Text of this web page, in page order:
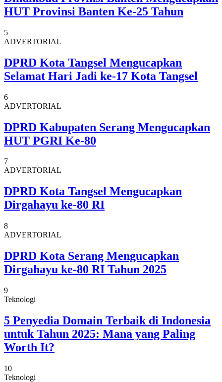
HUT Provinsi Banten Ke-25 Tahun
5
ADVERTORIAL
DPRD Kota Tangsel Mengucapkan
Selamat Hari Jadi ke-17 Kota Tangsel
6
ADVERTORIAL
DPRD Kabupaten Serang Mengucapkan
HUT PGRI Ke-80
7
ADVERTORIAL
DPRD Kota Tangsel Mengucapkan
Dirgahayu ke-80 RI
8
ADVERTORIAL
DPRD Kota Serang Mengucapkan
Dirgahayu ke-80 RI Tahun 2025
9
Teknologi
5 Penyedia Domain Terbaik di Indonesia
untuk Tahun 2025: Mana yang Paling
Worth It?
10
Teknologi